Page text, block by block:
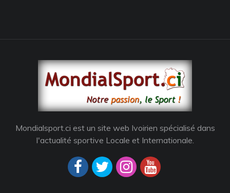
Mondialsport.ci est un site web Ivoirien spécialisé dans
l'actualité sportive Locale et Internationale.